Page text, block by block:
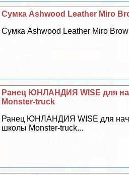
Cумка Ashwood Leather Miro
Cумка Ashwood Leather Miro
Ранец ЮНЛАНДИЯ WISE для
Monster-truck
Ранец ЮНЛАНДИЯ WISE для
школы Monster-truck...